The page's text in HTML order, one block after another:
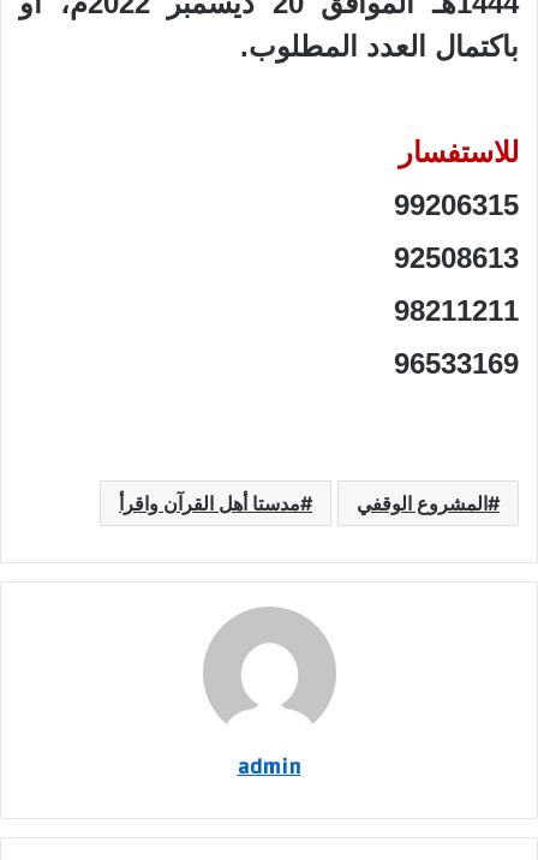
باكتمال العدد المطلوب.
للاستفسار
99206315
92508613
98211211
96533169
المشروع الوقفي مدستا أهل القرآن واقرأ
admin